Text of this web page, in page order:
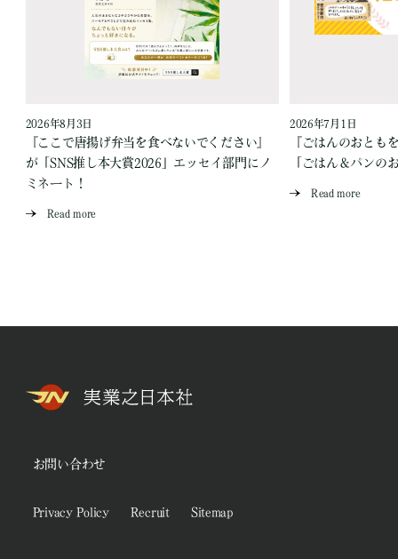
2026年8月3日
『ここで唐揚げ弁当を食べないでください』
が「SNS推し本大賞2026」エッセイ部門にノ
ミネート！
Read more
2026年7月1日
『ごはんのおとも
「ごはん＆パンの
Read more
お問い合わせ
Privacy Policy Recruit Sitemap